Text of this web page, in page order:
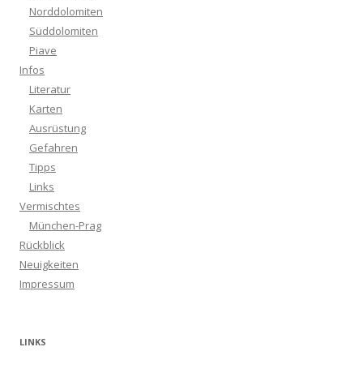
Norddolomiten
Süddolomiten
Piave
Infos
Literatur
Karten
Ausrüstung
Gefahren
Tipps
Links
Vermischtes
München-Prag
Rückblick
Neuigkeiten
Impressum
LINKS